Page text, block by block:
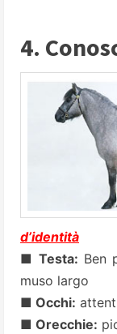
4.
d’identità
■ Testa: Ben
muso largo
■ Occhi:
■ Orecchie: